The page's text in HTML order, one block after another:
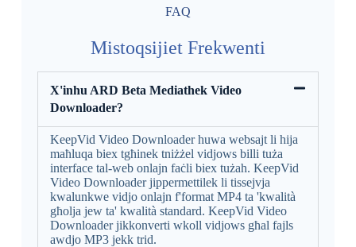
FAQ
Mistoqsijiet Frekwenti
X'inhu ARD Beta Mediathek Video
Downloader?
KeepVid Video Downloader huwa websajt li hija
maħluqa biex tgħinek tniżżel vidjows billi tuża
interface tal-web onlajn faċli biex tużah. KeepVid
Video Downloader jippermettilek li tissejvja
kwalunkwe vidjo onlajn f'format MP4 ta 'kwalità
għolja jew ta' kwalità standard. KeepVid Video
Downloader jikkonverti wkoll vidjows għal fajls
awdjo MP3 jekk trid.